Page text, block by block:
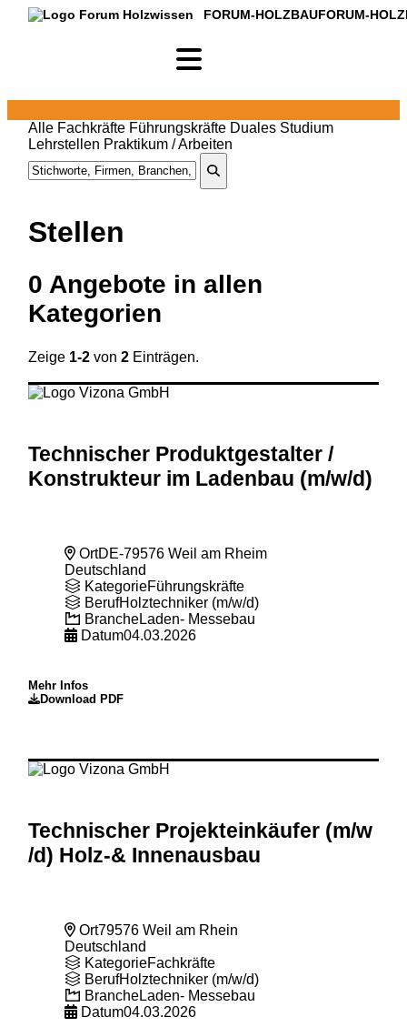
FORUM-HOLZBAUFORUM-
Alle Fachkräfte Führungskräfte Duales Studium
Lehrstellen Praktikum / Arbeiten
Stellen
0 Angebote inallen
Kategorien
Zeige 1-2 von2 Einträgen.
Technischer Produktgestalter/
Konstrukteur im Ladenbau (m/w/d)
OrtDE-79576 Weil am Rheim
Deutschland
KategorieFührungskräfte
BerufHolztechniker (m/w/d)
BrancheLaden- Messebau
Datum04.03.2026
Mehr Infos
Download PDF
Technischer Projekteinkäufer (m/w
/d) Holz-& Innenausbau
Ort79576 Weil am Rhein
Deutschland
KategorieFachkräfte
BerufHolztechniker (m/w/d)
BrancheLaden- Messebau
Datum04.03.2026